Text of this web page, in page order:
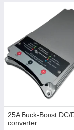
изолированные,
заряжать АКБ.
изолированные,
напряжением
устройства.
дополнительного
25A Buck-Boost DC/
converter